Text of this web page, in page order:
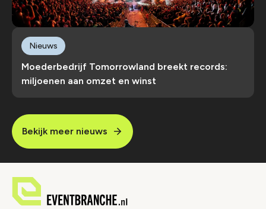
Moederbedrijf Tomorrowland breekt records:
miljoenen aan omzet en winst
Nieuws
Bekijk meer nieuws